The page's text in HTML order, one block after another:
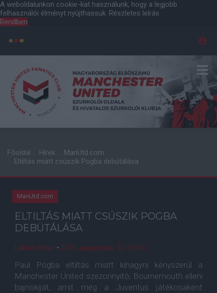
A weboldalunkon cookie-kat használunk, hogy a legjobb
felhasználói élményt nyújthassuk. Részletes leírás
Rendben
Főoldal Hírek
ManUtd.com
Eltiltás miatt csúszik Pogba debütálása
ManUtd.com
ELTILTÁS MIATT CSÚSZIK POGBA
DEBÜTÁLÁSA
Lakner Péter • 2016. augusztus. 12. 15:34
Paul Pogba eltiltás miatt kihagyni kényszerül a
Manchester United szezonnyitó, Bournemouth elleni
bajnokiját, amit még a Juventus játékosaként